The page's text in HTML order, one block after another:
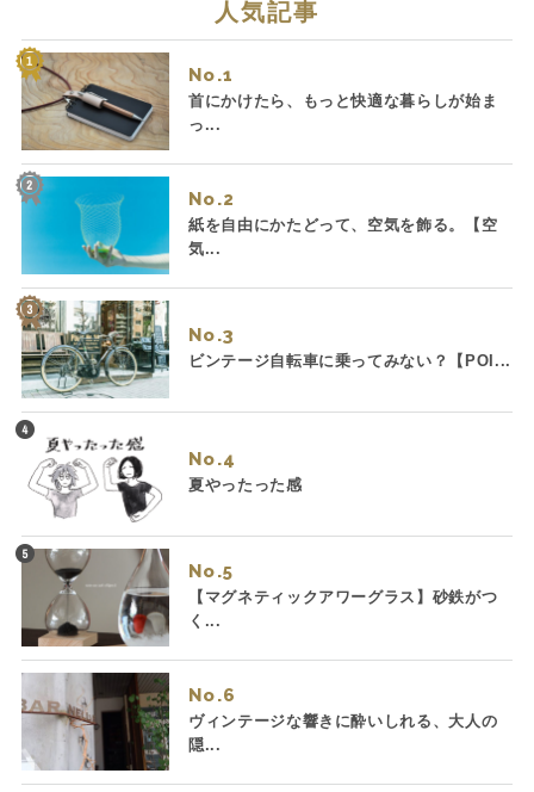
人気記事
No.
首にかけたら、もっと快適な暮らしが始ま
っ...
No.
紙を自由にかたどって、空気を飾る。【空
気...
No.
ビンテージ自転車に乗ってみない？【POI...
No.
夏やったった感
No.
【マグネティックアワーグラス】砂鉄がつ
く...
No.
ヴィンテージな響きに酔いしれる、大人の
隠...